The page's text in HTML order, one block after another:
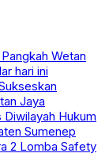
Wetan
hari ini
Jaya
Hukum
Sumenep
2 Lomba Safety